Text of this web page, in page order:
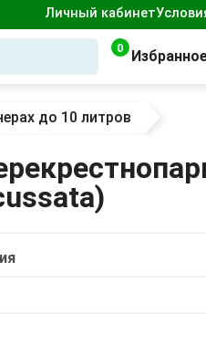
Личный кабинет
0
до 10 литров